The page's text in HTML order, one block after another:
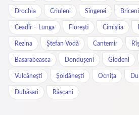
Drochia Criuleni Sîngerei Briceni
Ceadîr – Lunga Floreşti Cimişlia
Rezina Ştefan Vodă Cantemir
Basarabeasca Donduşeni Glodeni
Vulcăneşti Şoldăneşti Ocniţa
Dubăsari Râșcani